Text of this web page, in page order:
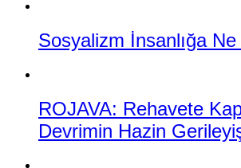
Sosyalizm İnsanlığa
ROJAVA: Rehavete
Devrimin Hazin